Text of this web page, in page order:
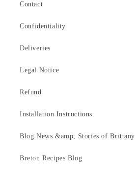
Contact
Confidentiality
Deliveries
Legal Notice
Refund
Installation Instructions
Blog News &amp; Stories of Brittany
Breton Recipes Blog